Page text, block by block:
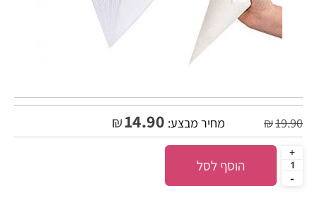
₪19.90 מחיר מבצע: ₪14.90
הוסף לסל